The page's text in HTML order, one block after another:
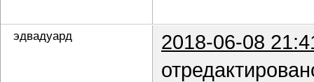
эдвадуард
2018-06-08